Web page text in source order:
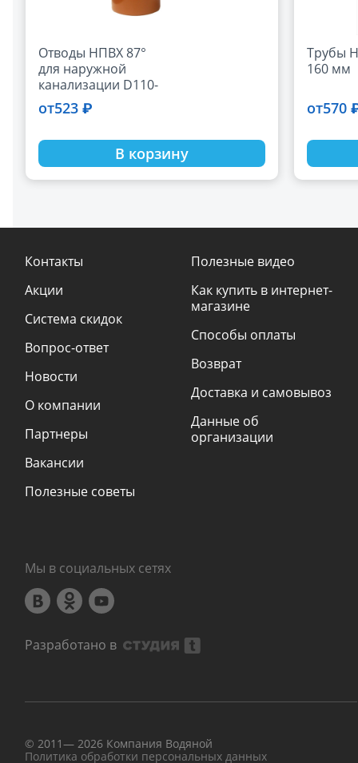
Отводы НПВХ 87°
для наружной
канализации D110-
160 мм
от523 ₽
В корзину
Трубы
160 мм
от570
Контакты
Акции
Система скидок
Вопрос-ответ
Новости
О компании
Партнеры
Вакансии
Полезные советы
Полезные видео
Как купить в интернет-
магазине
Способы оплаты
Возврат
Доставка и самовывоз
Данные об
организации
Мы в социальных сетях
Разработано в
© 2011— 2026 Компания Водяной
Политика обработки персональных данных